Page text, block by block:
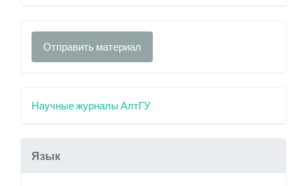
Отправить материал
Научные журналы АлтГУ
Язык